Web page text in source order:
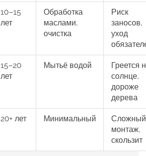
10–15
лет
Обработка
маслами,
очистка
Риск
заносов,
уход
15–20
лет
Мытьё водой
Греется
солнце,
дороже
дерева
20+ лет Минимальный
Сложный
монтаж,
скользит